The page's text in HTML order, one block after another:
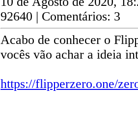
92640 | Comentários: 3
Acabo de conhecer o
vocês vão achar a ideia
https://flipperzero.one/